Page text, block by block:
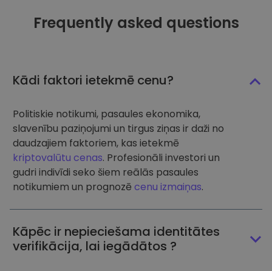
Frequently asked questions
Kādi faktori ietekmē cenu?
Politiskie notikumi, pasaules ekonomika,
slavenību paziņojumi un tirgus ziņas ir daži no
daudzajiem faktoriem, kas ietekmē
kriptovalūtu cenas. Profesionāli investori un
gudri indivīdi seko šiem reālās pasaules
notikumiem un prognozē cenu izmaiņas.
Kāpēc ir nepieciešama identitātes
verifikācija, lai iegādātos ?